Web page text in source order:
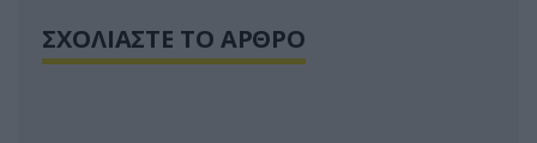
ΣΧΟΛΙΑΣΤΕ ΤΟ ΑΡΘΡΟ